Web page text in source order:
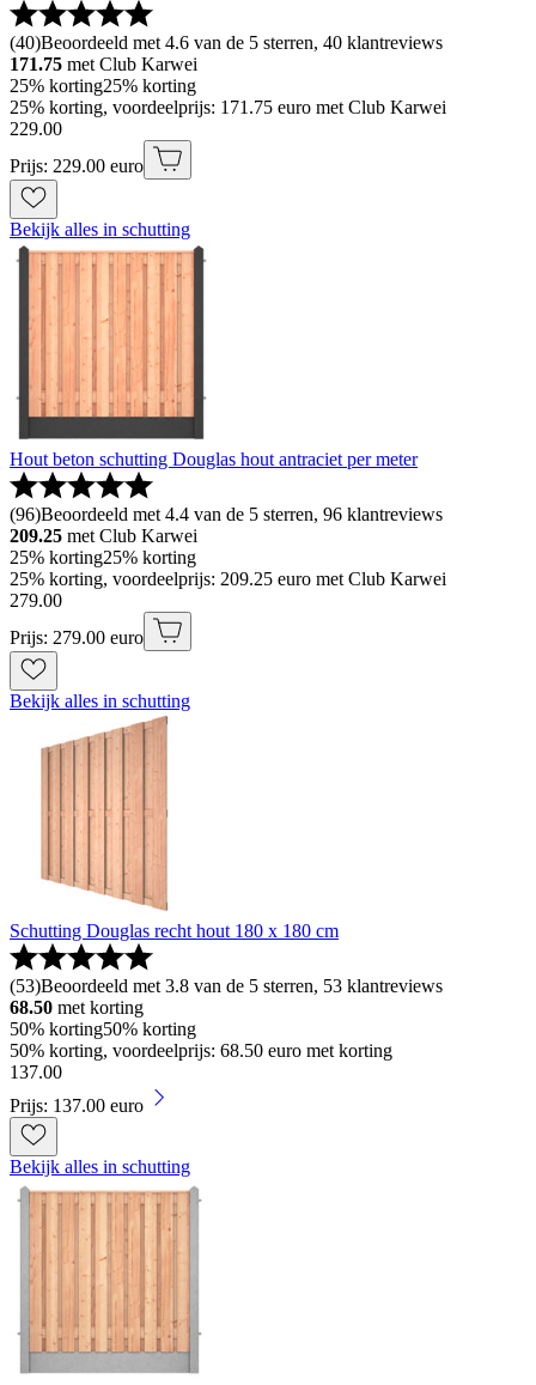
(40)Beoordeeld met 4.6 van de 5 sterren, 40 klantreviews
171.75 met Club Karwei
25% korting25% korting
25% korting, voordeelprijs: 171.75 euro met Club Karwei
229.00
Prijs: 229.00 euro
Bekijk alles in schutting
Hout beton schutting Douglas hout antraciet per meter
(96)Beoordeeld met 4.4 van de 5 sterren, 96 klantreviews
209.25 met Club Karwei
25% korting25% korting
25% korting, voordeelprijs: 209.25 euro met Club Karwei
279.00
Prijs: 279.00 euro
Bekijk alles in schutting
Schutting Douglas recht hout 180 x 180 cm
(53)Beoordeeld met 3.8 van de 5 sterren, 53 klantreviews
68.50 met korting
50% korting50% korting
50% korting, voordeelprijs: 68.50 euro met korting
137.00
Prijs: 137.00 euro
Bekijk alles in schutting